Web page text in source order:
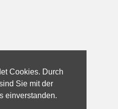
Cookies. Durch
Sie mit der
einverstanden.